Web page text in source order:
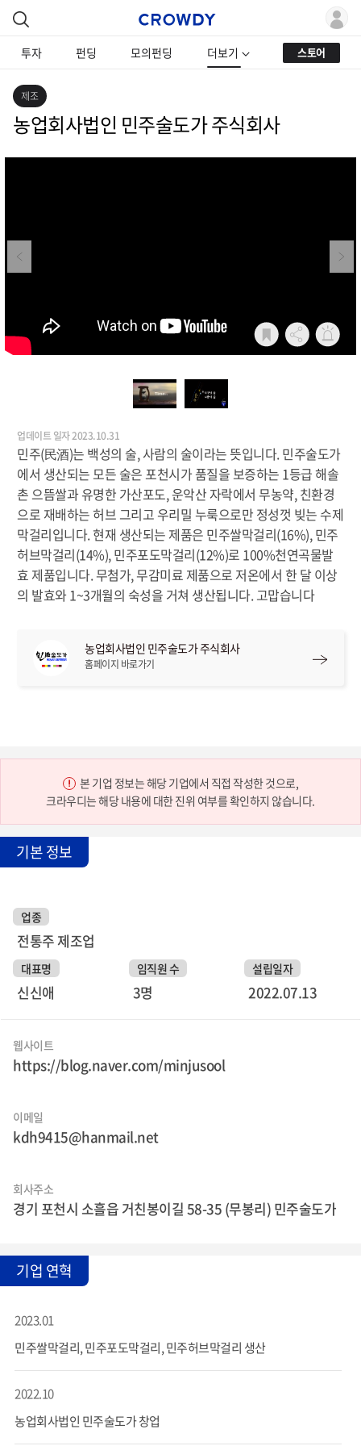
투자 펀딩 모의펀딩 더보기 스토어
제조
농업회사법인 민주술도가 주식회사
Previous Next
업데이트 일자 2023.10.31
민주(民酒)는 백성의 술, 사람의 술이라는 뜻입니다. 민주술도가
에서 생산되는 모든 술은 포천시가 품질을 보증하는 1등급 해솔
촌 으뜸쌀과 유명한 가산포도, 운악산 자락에서 무농약, 친환경
으로 재배하는 허브 그리고 우리밀 누룩으로만 정성껏 빚는 수제
막걸리입니다. 현재 생산되는 제품은 민주쌀막걸리(16%), 민주
허브막걸리(14%), 민주포도막걸리(12%)로 100%천연곡물발
효 제품입니다. 무첨가, 무감미료 제품으로 저온에서 한 달 이상
의 발효와 1~3개월의 숙성을 거쳐 생산됩니다. 고맙습니다
농업회사법인 민주술도가 주식회사
홈페이지 바로가기
본 기업 정보는 해당 기업에서 직접 작성한 것으로,
크라우디는 해당 내용에 대한 진위 여부를 확인하지 않습니다.
기본 정보
업종
전통주 제조업
대표명
신신애
임직원 수
3명
설립일자
2022.07.13
웹사이트
https://blog.naver.com/minjusool
이메일
kdh9415@hanmail.net
회사주소
경기 포천시 소흘읍 거친봉이길 58-35 (무봉리) 민주술도가
기업 연혁
2023.01
민주쌀막걸리, 민주포도막걸리, 민주허브막걸리 생산
2022.10
농업회사법인 민주술도가 창업